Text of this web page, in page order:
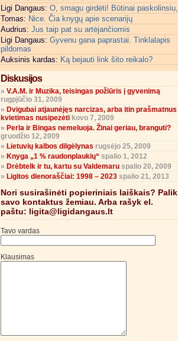
Ligi Dangaus: O, smagu girdėti! Būtinai paskolinsiu,
Tomas: Nice. Čia knygų apie scenarijų
Audrius: Jus taip pat su artėjančiomis
Ligi Dangaus: Gyvenu gana paprastai. Tinklalapis
pildomas
Auksinis kardas: Ką bejauti link šito reikalo?
Diskusijos
» V.A.M. ir Muzika, teisingas požiūris į gyvenimą
rugpjūčio 31, 2009
» Dvigubai atjaunėjęs narcizas, arba itin prašmatnus
kvietimas nusipezėtikovo 7, 2009
» Perla ir Bingas nemeluoja. Žinai geriau, branguti?
gruodžio 12, 2009
» Lietuvių kalbos dilgėlynas rugsėjo 25, 2009
» Knyga „1 % raudonplaukių“ spalio 1, 2012
» Drėbtelk ir tu, kartu su Valdemaruspalio 20, 2009
» Ligitos dienoraščiai: 1998 – 2023spalio 21, 2013
Nori susirašinėti popieriniais laiškais? Palik
savo kontaktus žemiau. Arba rašyk el.
paštu: ligita@ligidangaus.lt
Tavo vardas
Klausimas